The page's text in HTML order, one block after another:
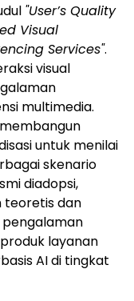
"User’s Quality
Visual
Services".
visual
multimedia.
untuk menilai
skenario
diadopsi,
teoretis dan
layanan
AI di tingkat